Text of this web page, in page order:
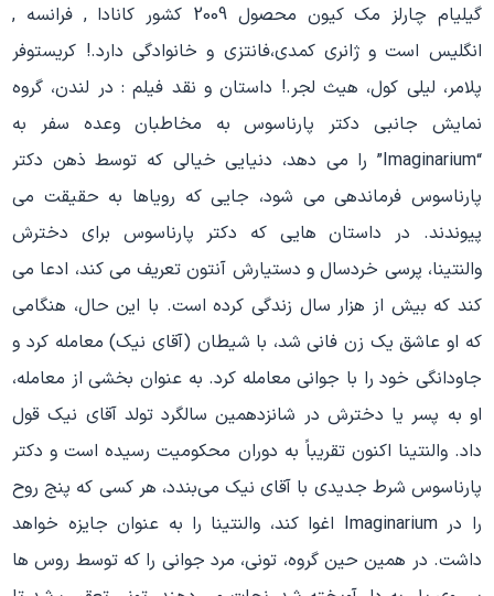
گیلیام چارلز مک کیون محصول 2009 کشور کانادا , فرانسه ,
انگلیس است و ژانری کمدی،فانتزی و خانوادگی دارد.! کریستوفر
پلامر، لیلی کول، هیث لجر.! داستان و نقد فیلم : در لندن، گروه
نمایش جانبی دکتر پارناسوس به مخاطبان وعده سفر به
“Imaginarium” را می دهد، دنیایی خیالی که توسط ذهن دکتر
پارناسوس فرماندهی می شود، جایی که رویاها به حقیقت می
پیوندند. در داستان هایی که دکتر پارناسوس برای دخترش
والنتینا، پرسی خردسال و دستیارش آنتون تعریف می کند، ادعا می
کند که بیش از هزار سال زندگی کرده است. با این حال، هنگامی
که او عاشق یک زن فانی شد، با شیطان (آقای نیک) معامله کرد و
جاودانگی خود را با جوانی معامله کرد. به عنوان بخشی از معامله،
او به پسر یا دخترش در شانزدهمین سالگرد تولد آقای نیک قول
داد. والنتینا اکنون تقریباً به دوران محکومیت رسیده است و دکتر
پارناسوس شرط جدیدی با آقای نیک می‌بندد، هر کسی که پنج روح
را در Imaginarium اغوا کند، والنتینا را به عنوان جایزه خواهد
داشت. در همین حین گروه، تونی، مرد جوانی را که توسط روس ها